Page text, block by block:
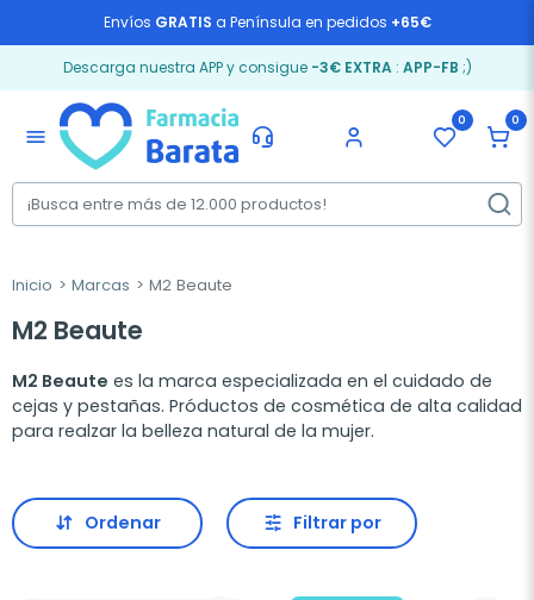
Envíos GRATIS a Península en pedidos +65€
Descarga nuestra APP y consigue -3€ EXTRA: APP-FB ;)
menu
0 0
Inicio Marcas M2 Beaute
M2 Beaute
M2 Beaute es la marca especializada en el cuidado de
cejas y pestañas. Próductos de cosmética de alta calidad
para realzar la belleza natural de la mujer.
Ordenar Filtrar por